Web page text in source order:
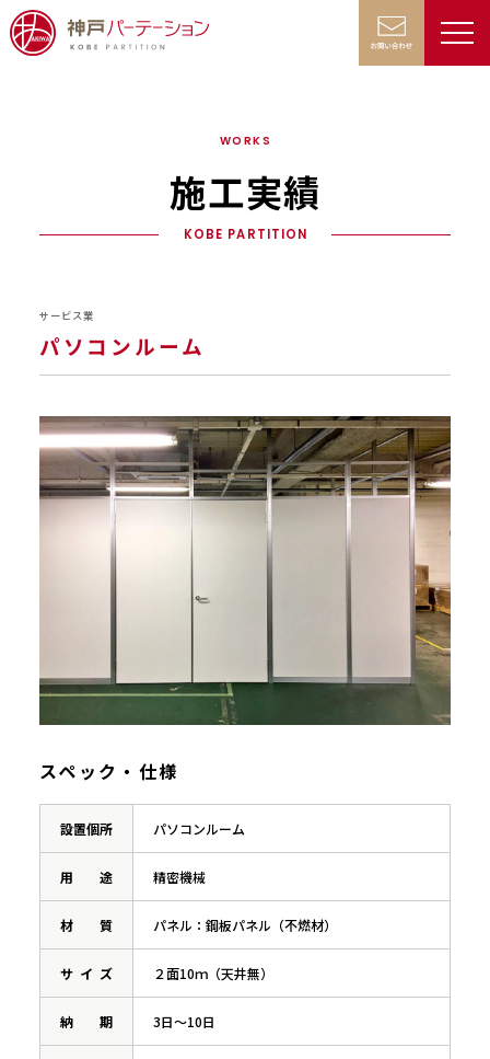
WORKS
施工実績
KOBE PARTITION
サービス業
パソコンルーム
スペック・仕様
設置個所 パソコンルーム
用途 精密機械
材質 パネル：鋼板パネル（不燃材）
サイズ ２面10ｍ（天井無）
納期 3日～10日